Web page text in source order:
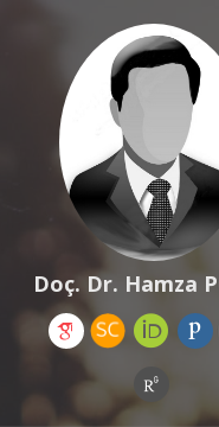
Doç. Dr. Hamza